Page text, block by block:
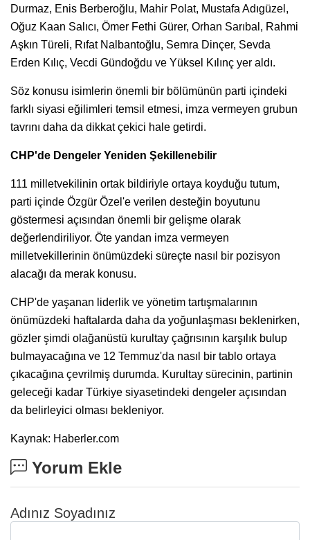
Durmaz, Enis Berberoğlu, Mahir Polat, Mustafa Adıgüzel,
Oğuz Kaan Salıcı, Ömer Fethi Gürer, Orhan Sarıbal, Rahmi
Aşkın Türeli, Rıfat Nalbantoğlu, Semra Dinçer, Sevda
Erden Kılıç, Vecdi Gündoğdu ve Yüksel Kılınç yer aldı.
Söz konusu isimlerin önemli bir bölümünün parti içindeki
farklı siyasi eğilimleri temsil etmesi, imza vermeyen grubun
tavrını daha da dikkat çekici hale getirdi.
CHP'de Dengeler Yeniden Şekillenebilir
111 milletvekilinin ortak bildiriyle ortaya koyduğu tutum,
parti içinde Özgür Özel'e verilen desteğin boyutunu
göstermesi açısından önemli bir gelişme olarak
değerlendiriliyor. Öte yandan imza vermeyen
milletvekillerinin önümüzdeki süreçte nasıl bir pozisyon
alacağı da merak konusu.
CHP'de yaşanan liderlik ve yönetim tartışmalarının
önümüzdeki haftalarda daha da yoğunlaşması beklenirken,
gözler şimdi olağanüstü kurultay çağrısının karşılık bulup
bulmayacağına ve 12 Temmuz'da nasıl bir tablo ortaya
çıkacağına çevrilmiş durumda. Kurultay sürecinin, partinin
geleceği kadar Türkiye siyasetindeki dengeler açısından
da belirleyici olması bekleniyor.
Kaynak: Haberler.com
Yorum Ekle
Adınız Soyadınız